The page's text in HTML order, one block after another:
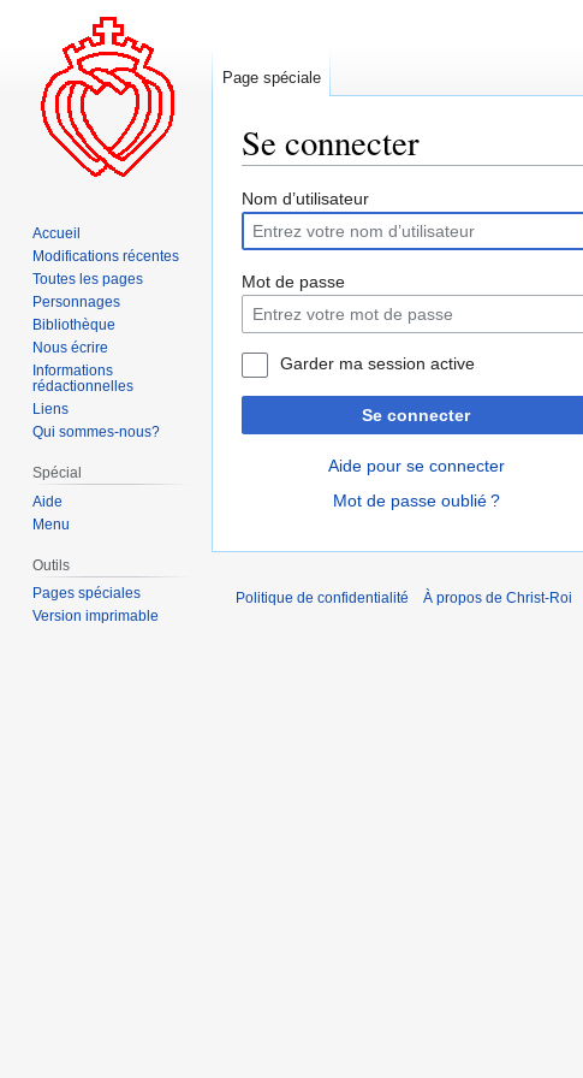
Se connecter
Aller
la
navigation
Aller
la
recherche
Nom d’utilisateur
Mot de passe
Garder ma session active
Se connecter
Aide pour se connecter
Mot de passe oublié ?
Page spéciale
Accueil
Modifications récentes
Toutes les pages
Personnages
Bibliothèque
Nous écrire
Informations
rédactionnelles
Liens
Qui sommes-nous?
Spécial
Aide
Menu
Outils
Pages spéciales
Version imprimable
Politique de confidentialité À propos de Christ-Roi